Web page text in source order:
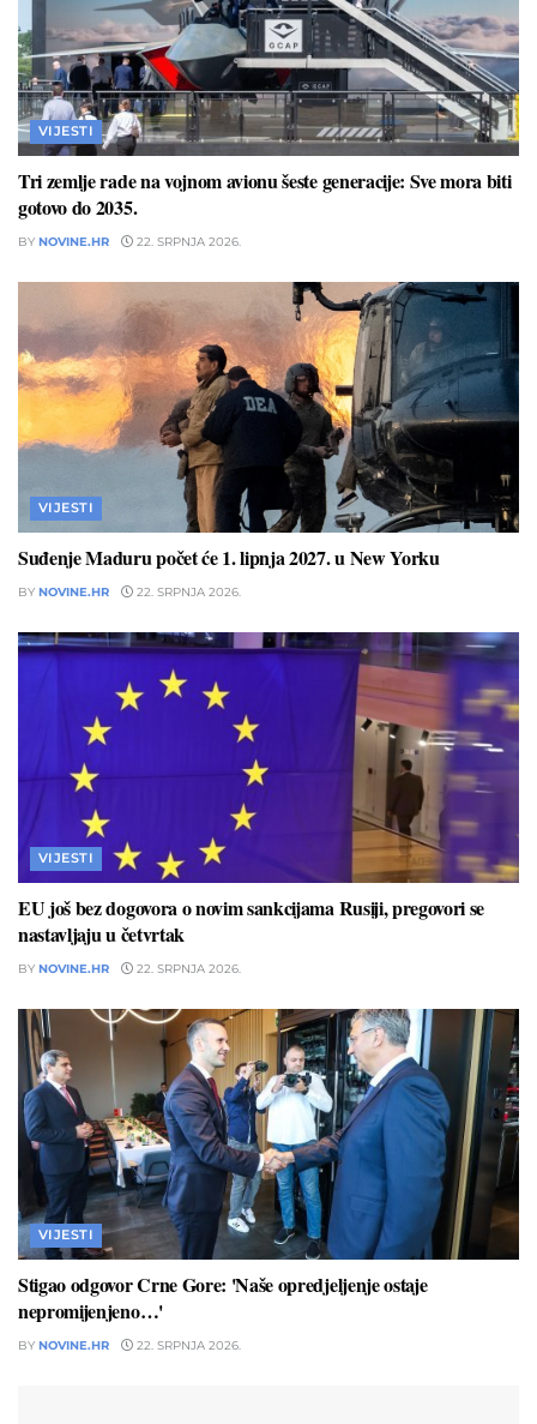
VIJESTI
Tri zemlje rade na vojnom avionu šeste generacije: Sve mora biti
gotovo do 2035.
BY NOVINE.HR 22. SRPNJA 2026.
VIJESTI
Suđenje Maduru počet će 1. lipnja 2027. u New Yorku
BY NOVINE.HR 22. SRPNJA 2026.
VIJESTI
EU još bez dogovora o novim sankcijama Rusiji, pregovori se
nastavljaju u četvrtak
BY NOVINE.HR 22. SRPNJA 2026.
VIJESTI
Stigao odgovor Crne Gore: 'Naše opredjeljenje ostaje
nepromijenjeno…'
BY NOVINE.HR 22. SRPNJA 2026.